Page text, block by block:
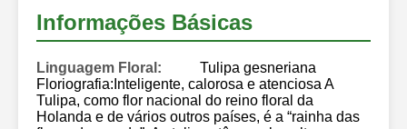
Informações Básicas
Linguagem Floral:
Tulipa gesneriana
Floriografia:Inteligente, calorosa e atenciosa A
Tulipa, como flor nacional do reino floral da
Holanda e de vários outros países, é a “rainha das